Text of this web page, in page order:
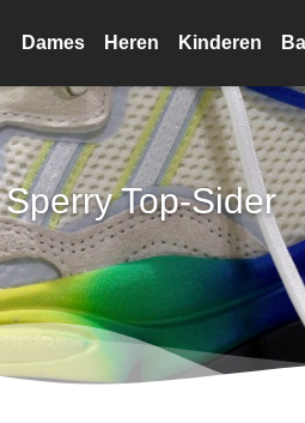
Dames Heren Kinderen
Sperry Top-Sider